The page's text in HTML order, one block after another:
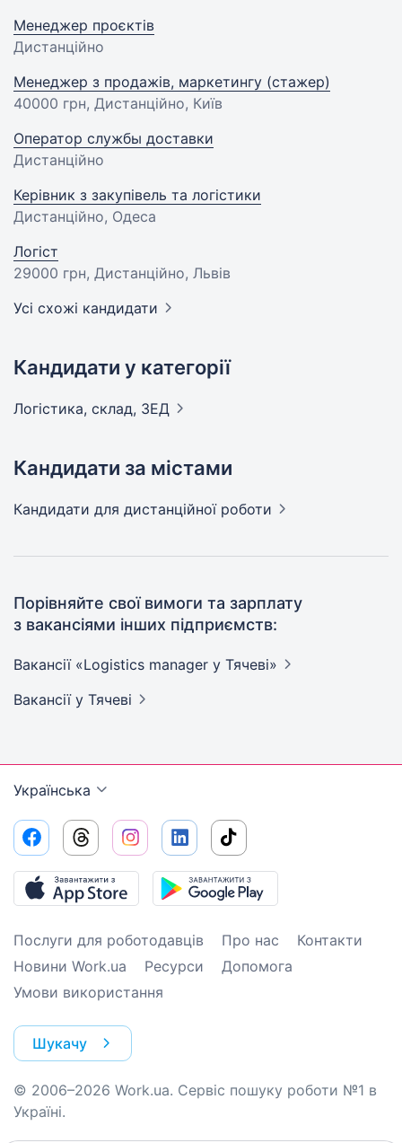
Менеджер проєктів
Дистанційно
Менеджер з продажів, маркетингу (стажер)
40000 грн, Дистанційно, Київ
Оператор службы доставки
Дистанційно
Керівник з закупівель та логістики
Дистанційно, Одеса
Логіст
29000 грн, Дистанційно, Львів
Усі схожі кандидати
Кандидати у категорії
Логістика, склад, ЗЕД
Кандидати за містами
Кандидати для дистанційної роботи
Порівняйте свої вимоги та зарплату
з вакансіями інших підприємств:
Вакансії «Logistics manager у Тячеві»
Вакансії у Тячеві
Українська
Послуги для роботодавців Про нас
Контакти
Новини Work.ua
Ресурси
Допомога
Умови використання
Шукачу
© 2006–2026 Work.ua. Сервіс пошуку роботи №1 в
Україні.